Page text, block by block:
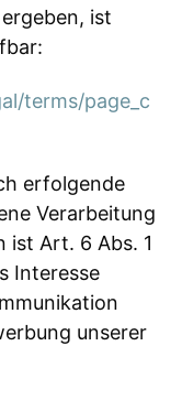
ist
terms/page_c
erfolgende
Verarbeitung
ist Art. 6 Abs. 1
Interesse
unserer